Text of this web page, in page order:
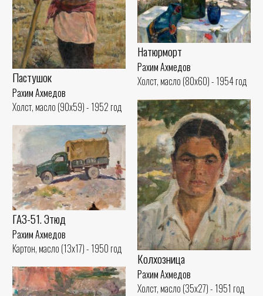
Натюрморт
Рахим Ахмедов
Холст, масло (80x60) - 1954 год
Пастушок
Рахим Ахмедов
Холст, масло (90x59) - 1952 год
Колхозница
Рахим Ахмедов
Холст, масло (35x27) - 1951 год
ГАЗ-51. Этюд
Рахим Ахмедов
Картон, масло (13x17) - 1950 год